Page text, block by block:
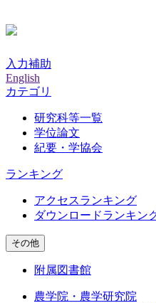
入力補助
English
カテゴリ
研究科等一覧
学位論文
紀要・学協会
ランキング
アクセスランキング
ダウンロードランキン
その他
附属図書館
農学院・農学研究院